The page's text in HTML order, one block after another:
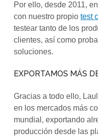
Por ello, desde 2011,
con nuestro propio test
testear tanto de los
clientes, así como
soluciones.
EXPORTAMOS MÁS
Gracias a todo ello,
en los mercados más
mundial, exportando
producción desde las